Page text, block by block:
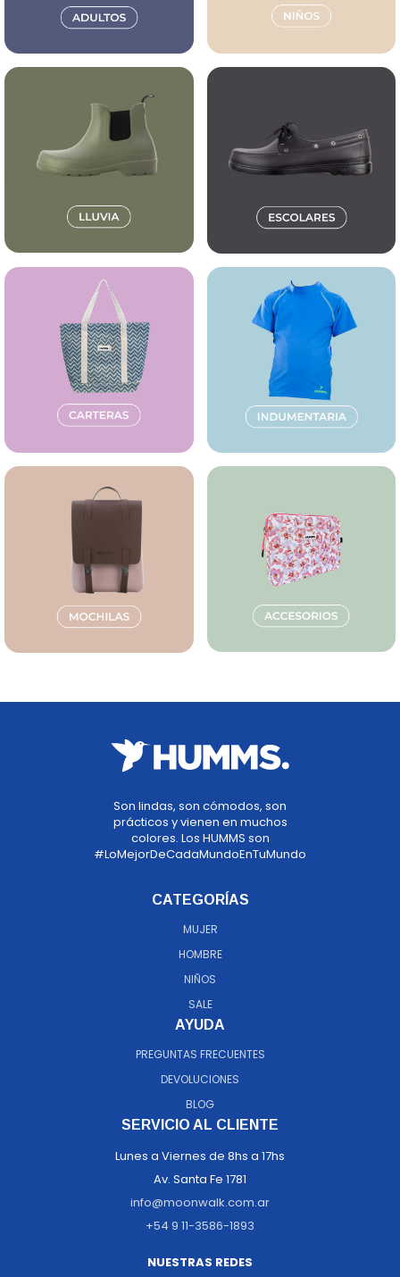
Son lindas, son cómodos, son
prácticos y vienen en muchos
colores. Los HUMMS son
#LoMejorDeCadaMundoEnTuMundo
CATEGORÍAS
MUJER
HOMBRE
NIÑOS
SALE
AYUDA
PREGUNTAS FRECUENTES
DEVOLUCIONES
BLOG
SERVICIO AL CLIENTE
Lunes a Viernes de 8hs a 17hs
Av. Santa Fe 1781
info@moonwalk.com.ar
+54 9 11-3586-1893
NUESTRAS REDES